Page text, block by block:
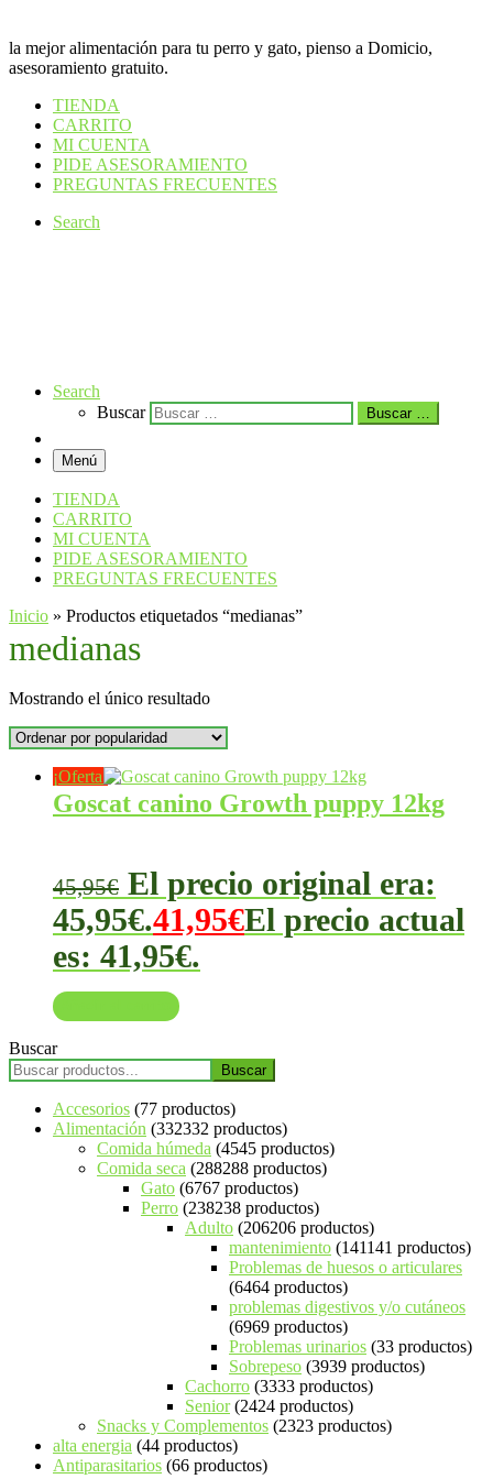
la mejor alimentación para tu perro y gato, pienso a Domicio,
asesoramiento gratuito.
TIENDA
CARRITO
MI CUENTA
PIDE ASESORAMIENTO
PREGUNTAS FRECUENTES
Search
Search
Buscar
Buscar …
Menú
TIENDA
CARRITO
MI CUENTA
PIDE ASESORAMIENTO
PREGUNTAS FRECUENTES
Inicio » Productos etiquetados “medianas”
medianas
Mostrando el único resultado
¡Oferta!
Goscat canino Growth puppy 12kg
45,95€ El precio original era:
45,95€.41,95€El precio actual
es: 41,95€.
Buscar
Buscar
Accesorios 77 productos
Alimentación 332332 productos
Comida húmeda 4545 productos
Comida seca
288288 productos
Gato 6767 productos
Perro 238238 productos
Adulto 206206 productos
mantenimiento 141141 productos
Problemas de huesos o articulares
6464 productos
problemas digestivos y/o cutáneos
6969 productos
Problemas urinarios 33 productos
Sobrepeso 3939 productos
Cachorro 3333 productos
Senior 2424 productos
Snacks y Complementos 2323 productos
alta energia 44 productos
Antiparasitarios 66 productos